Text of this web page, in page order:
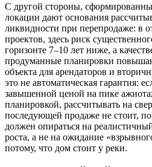
С другой стороны,
локации дают основания
ликвидности при перепродаже: в
проектов, здесь риск
горизонте 7–10 лет ниже, а
продуманные планировки
объекта для арендаторов и
это не автоматическая гарантия:
завышенной ценой на пике
планировкой, рассчитывать на
последующей продаже не стоит,
должен опираться на
роста, а не на ожидание
потому, что дом стоит у реки.